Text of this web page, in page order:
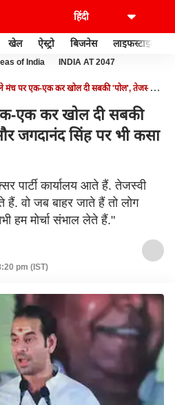
खेल ऐस्ट्रो बिजनेस लाइफस्टाइल
of India INDIA AT 2047
मंच पर एक-एक कर खोल दी सबकी 'पोल', तेजस्वी
एक कर खोल दी सबकी
जगदानंद सिंह पर भी कसा
पार्टी कार्यालय आते हैं. तेजस्वी
हैं. वो जब बाहर जाते हैं तो लोग
हम मोर्चा संभाल लेते हैं."
pm (IST)